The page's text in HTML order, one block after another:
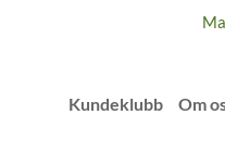
Kundeklubb Om